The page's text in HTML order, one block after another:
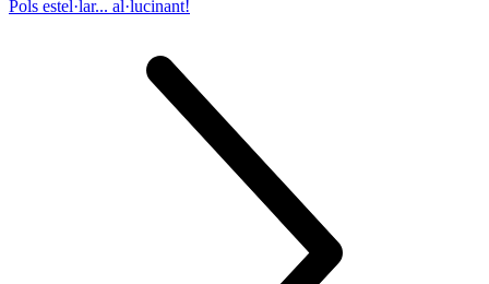
Pols estel·lar... al·lucinant!